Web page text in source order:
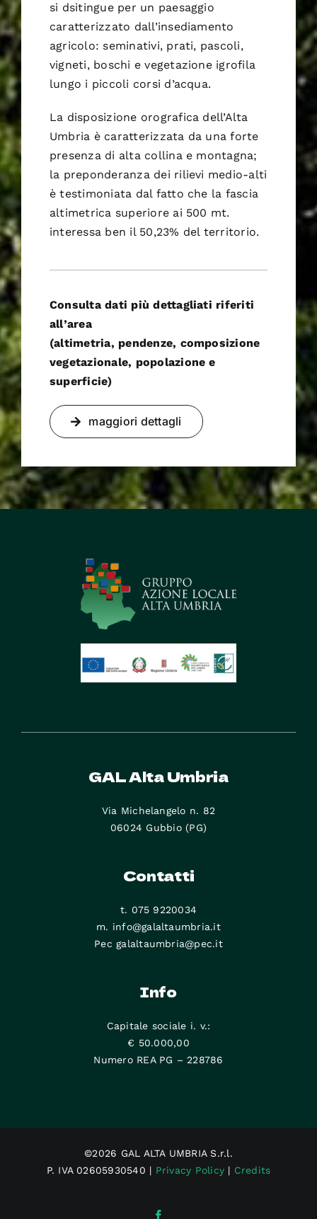
si dsitingue per un paesaggio
caratterizzato dall’insediamento
agricolo: seminativi, prati, pascoli,
vigneti, boschi e vegetazione igrofila
lungo i piccoli corsi d’acqua.
La disposizione orografica dell’Alta
Umbria è caratterizzata da una forte
presenza di alta collina e montagna;
la preponderanza dei rilievi medio-alti
è testimoniata dal fatto che la fascia
altimetrica superiore ai 500 mt.
interessa ben il 50,23% del territorio.
Consulta dati più dettagliati riferiti
all’area
(altimetria, pendenze, composizione
vegetazionale, popolazione e
superficie)
maggiori dettagli
GAL Alta Umbria
Via Michelangelo n. 82
06024 Gubbio (PG)
Contatti
t. 075 9220034
m. info@galaltaumbria.it
Pec galaltaumbria@pec.it
Info
Capitale sociale i. v.:
€ 50.000,00
Numero REA PG – 228786
©2026 GAL ALTA UMBRIA S.r.l.
P. IVA 02605930540 | Privacy Policy | Credits